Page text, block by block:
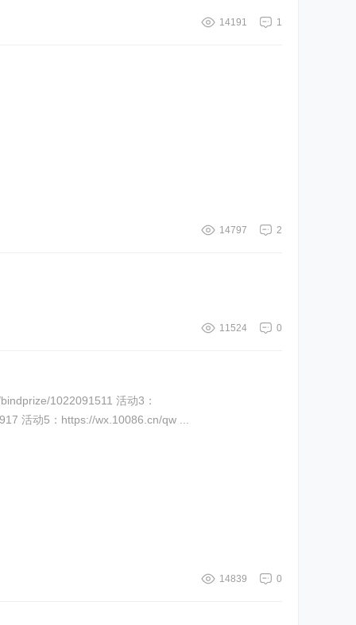
1
14191
2
14797
0
11524
1022091511 活动3：
活动5：https://wx.10086.cn/qw ...
0
14839